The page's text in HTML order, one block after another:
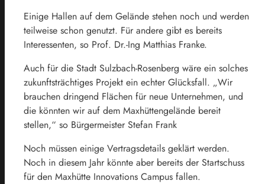
Einige Hallen auf dem Gelände stehen noch und werden
teilweise schon genutzt. Für andere gibt es bereits
Interessenten, so Prof. Dr.-Ing Matthias Franke.
Auch für die Stadt Sulzbach-Rosenberg wäre ein solches
zukunftsträchtiges Projekt ein echter Glücksfall. „Wir
brauchen dringend Flächen für neue Unternehmen, und
die könnten wir auf dem Maxhüttengelände bereit
stellen,“ so Bürgermeister Stefan Frank
Noch müssen einige Vertragsdetails geklärt werden.
Noch in diesem Jahr könnte aber bereits der Startschuss
für den Maxhütte Innovations Campus fallen.